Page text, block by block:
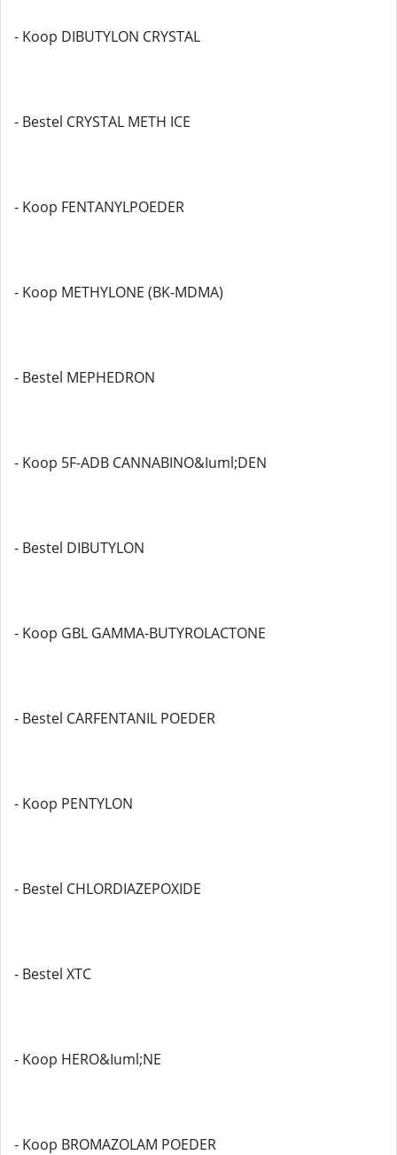
- Koop DIBUTYLON CRYSTAL
- Bestel CRYSTAL METH ICE
- Koop FENTANYLPOEDER
- Koop METHYLONE (BK-MDMA)
- Bestel MEPHEDRON
- Koop 5F-ADB CANNABINO&Iuml;DEN
- Bestel DIBUTYLON
- Koop GBL GAMMA-BUTYROLACTONE
- Bestel CARFENTANIL POEDER
- Koop PENTYLON
- Bestel CHLORDIAZEPOXIDE
- Bestel XTC
- Koop HERO&Iuml;NE
- Koop BROMAZOLAM POEDER